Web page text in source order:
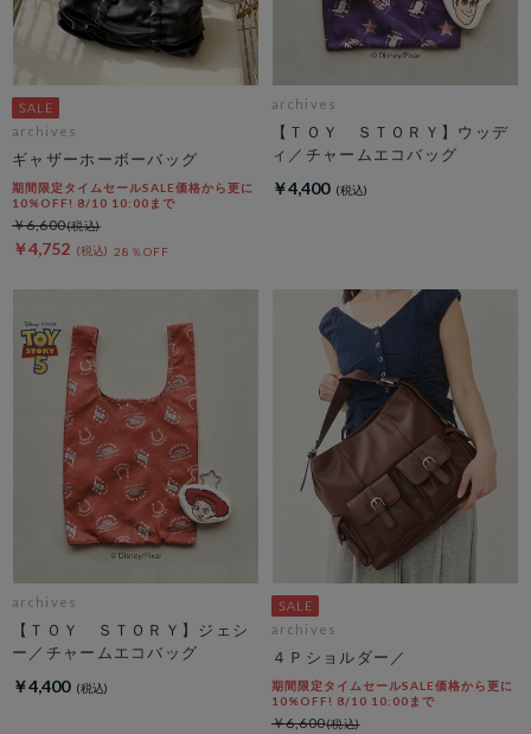
archives
ギャザーホーボーバッグ
期間限定タイムセールSALE価格から更に
10%OFF! 8/10 10:00まで
￥4,752 28％OFF
￥6,600
archives
【ＴＯＹ ＳＴＯＲＹ】ウッデ
ィ／チャームエコバッグ
￥4,400
archives
【ＴＯＹ ＳＴＯＲＹ】ジェシ
ー／チャームエコバッグ
￥4,400
archives
４Ｐショルダー／
期間限定タイムセールSALE価格から更に
10%OFF! 8/10 10:00まで
￥6,600